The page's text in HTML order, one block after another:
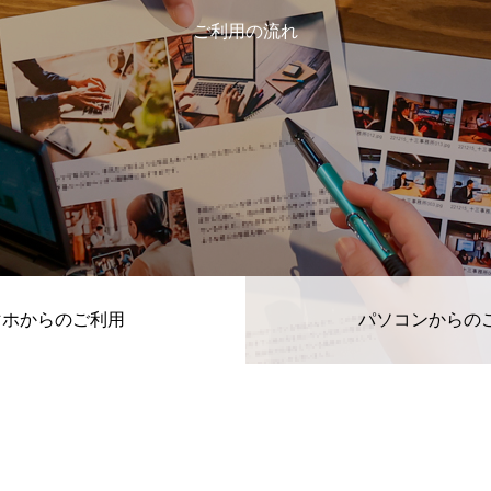
ご利用の流れ
からのご利用 パソコンからの